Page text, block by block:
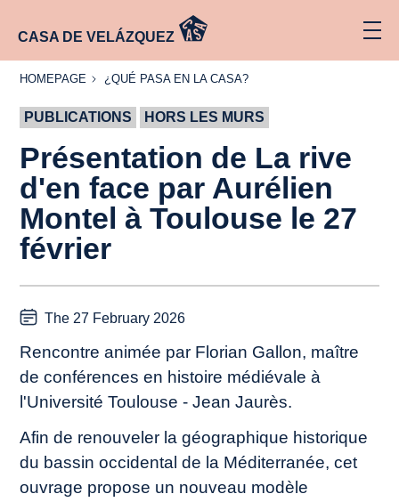
CASA DE VELÁZQUEZ
HOMEPAGE
HOMEPAGE
¿QUÉ
CASA?
¿QUÉ PASA EN LA CASA?
PUBLICATIONS HORS LES MURS
Présentation de La rive
d'en face par Aurélien
Montel à Toulouse le 27
février
The 27 February 2026
Rencontre animée par Florian Gallon, maître
de conférences en histoire médiévale à
l'Université Toulouse - Jean Jaurès.
Afin de renouveler la géographique historique
du bassin occidental de la Méditerranée, cet
ouvrage propose un nouveau modèle